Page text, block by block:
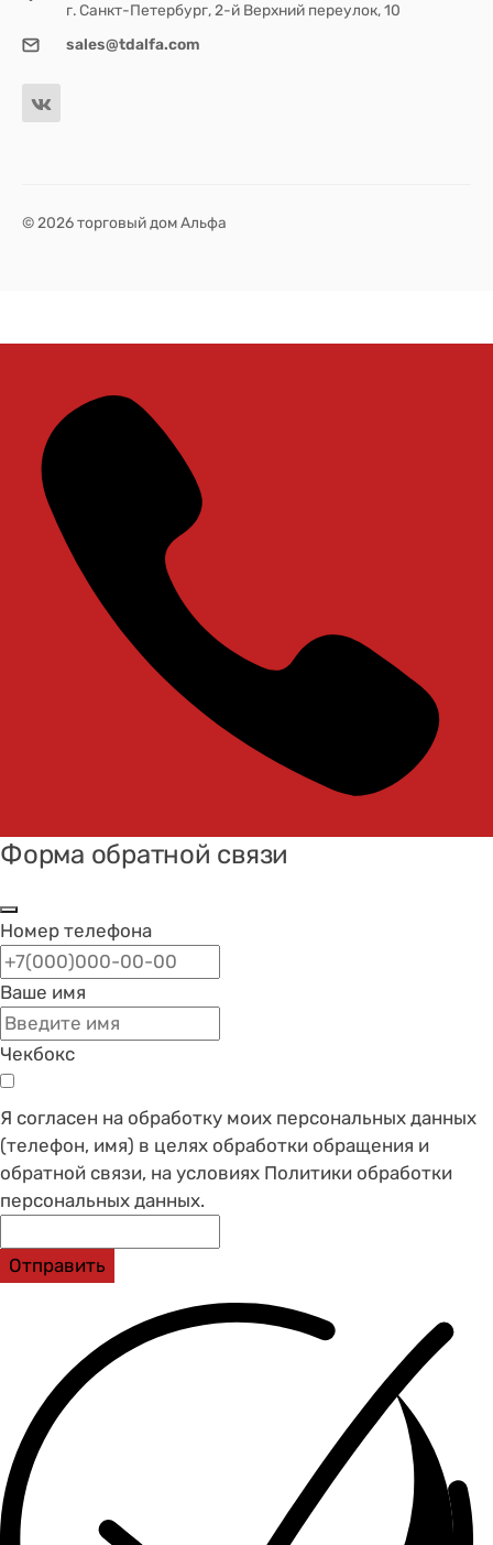
г. Санкт-Петербург, 2-й Верхний переулок, 10
sales@tdalfa.com
© 2026 торговый дом Альфа
Форма обратной связи
Номер телефона
Ваше имя
Чекбокс
Я согласен на обработку моих персональных данных
(телефон, имя) в целях обработки обращения и
обратной связи, на условиях Политики обработки
персональных данных.
Отправить